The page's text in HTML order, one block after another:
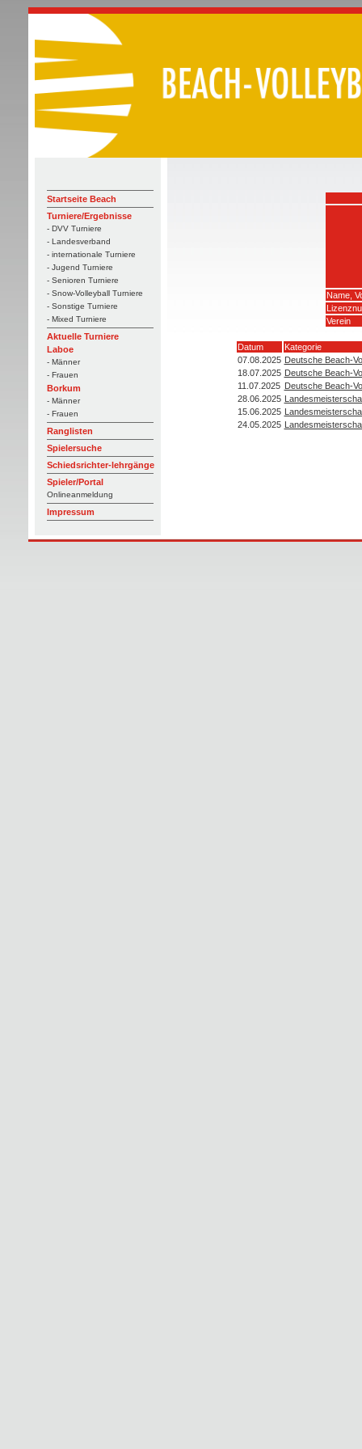
Startseite Beach
Turniere/Ergebnisse
- DVV Turniere
- Landesverband
- internationale Turniere
- Jugend Turniere
- Senioren Turniere
- Snow-Volleyball Turniere
- Sonstige Turniere
- Mixed Turniere
Aktuelle Turniere
Laboe
- Männer
- Frauen
Borkum
- Männer
- Frauen
Ranglisten
Spielersuche
Schiedsrichter-lehrgänge
Spieler/Portal
Onlineanmeldung
Impressum
Name,
Verein
Datum
Kategorie
07.08.2025 Deutsche Beach-
18.07.2025 Deutsche Beach-
11.07.2025 Deutsche Beach-
28.06.2025
15.06.2025
24.05.2025